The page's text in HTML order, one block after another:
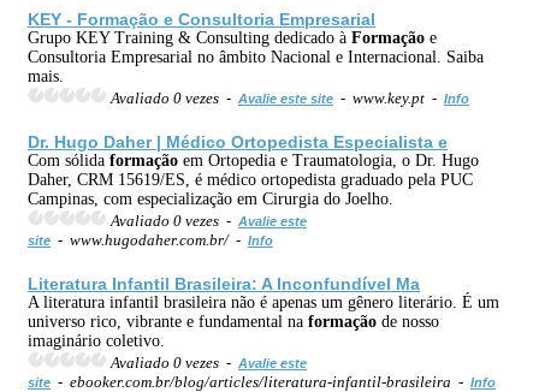
KEY - Formação e Consultoria Empresarial
Grupo KEY Training & Consulting dedicado à Formação e
Consultoria Empresarial no âmbito Nacional e Internacional. Saiba
mais.
Avaliado 0 vezes - Avalie este site - www.key.pt - Info
Dr. Hugo Daher | Médico Ortopedista Especialista e
Com sólida formação em Ortopedia e Traumatologia, o Dr. Hugo
Daher, CRM 15619/ES, é médico ortopedista graduado pela PUC
Campinas, com especialização em Cirurgia do Joelho.
Avaliado 0 vezes - Avalie este
site - www.hugodaher.com.br/ - Info
Literatura Infantil Brasileira: A Inconfundível Ma
A literatura infantil brasileira não é apenas um gênero literário. É um
universo rico, vibrante e fundamental na formação de nosso
imaginário coletivo.
Avaliado 0 vezes - Avalie este
site - ebooker.com.br/blog/articles/literatura-infantil-brasileira - Info